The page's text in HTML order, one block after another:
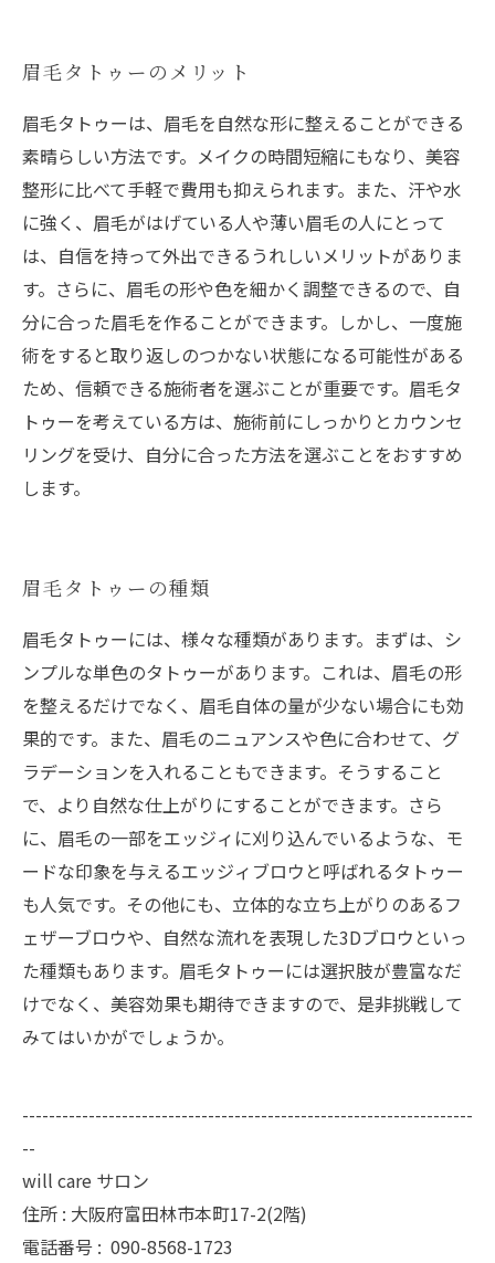
眉毛タトゥーのメリット
眉毛タトゥーは、眉毛を自然な形に整えることができる
素晴らしい方法です。メイクの時間短縮にもなり、美容
整形に比べて手軽で費用も抑えられます。また、汗や水
に強く、眉毛がはげている人や薄い眉毛の人にとって
は、自信を持って外出できるうれしいメリットがありま
す。さらに、眉毛の形や色を細かく調整できるので、自
分に合った眉毛を作ることができます。しかし、一度施
術をすると取り返しのつかない状態になる可能性がある
ため、信頼できる施術者を選ぶことが重要です。眉毛タ
トゥーを考えている方は、施術前にしっかりとカウンセ
リングを受け、自分に合った方法を選ぶことをおすすめ
します。
眉毛タトゥーの種類
眉毛タトゥーには、様々な種類があります。まずは、シ
ンプルな単色のタトゥーがあります。これは、眉毛の形
を整えるだけでなく、眉毛自体の量が少ない場合にも効
果的です。また、眉毛のニュアンスや色に合わせて、グ
ラデーションを入れることもできます。そうすること
で、より自然な仕上がりにすることができます。さら
に、眉毛の一部をエッジィに刈り込んでいるような、モ
ードな印象を与えるエッジィブロウと呼ばれるタトゥー
も人気です。その他にも、立体的な立ち上がりのあるフ
ェザーブロウや、自然な流れを表現した3Dブロウといっ
た種類もあります。眉毛タトゥーには選択肢が豊富なだ
けでなく、美容効果も期待できますので、是非挑戦して
みてはいかがでしょうか。
--------------------------------------------------------------------
--
will care サロン
住所 : 大阪府富田林市本町17-2(2階)
電話番号 : 090-8568-1723